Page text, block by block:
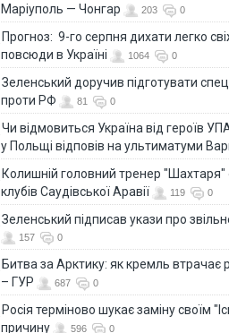
Маріуполь — Чонгар
203 0
Прогноз: 9-го серпня дихати легко
повсюди в Україні
1064 0
Зеленський доручив підготувати
проти РФ
81 0
Чи відмовиться Україна від героїв
у Польщі відповів на ультиматуми
Колишній головний тренер
клубів Саудівської Аравії
119 0
Зеленський підписав укази про
157 0
Битва за Арктику: як кремль втрачає
– ГУР
687 0
Росія терміново шукає заміну своїм
причину
596 0